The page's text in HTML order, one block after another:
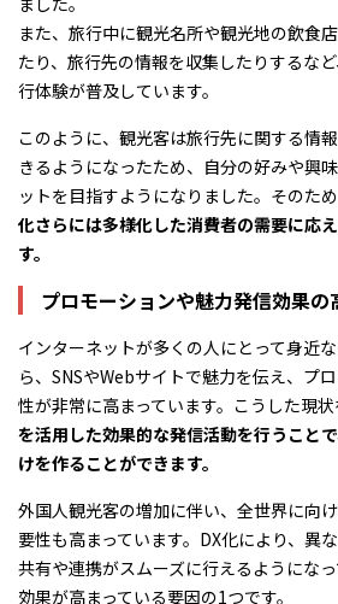
また、旅行中に観光名所や観光地の飲食
たり、旅行先の情報を収集したりするな
行体験が普及しています。
このように、観光客は旅行先に関する情
きるようになったため、自分の好みや興
ットを目指すようになりました。そのため
化さらには多様化した消費者の需要に応
す。
プロモーションや魅力発信効果の
インターネットが多くの人にとって身近
ら、SNSやWebサイトで魅力を伝え、プ
性が非常に高まっています。こうした現状
を活用した効果的な発信活動を行うこと
けを作ることができます。
外国人観光客の増加に伴い、全世界に向
要性も高まっています。DX化により、異
共有や連携がスムーズに行えるようにな
効果が高まっている要因の1つです。